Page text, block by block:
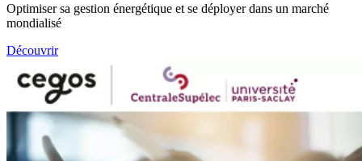
Optimiser sa gestion énergétique et se déployer dans un marché
mondialisé
Découvrir